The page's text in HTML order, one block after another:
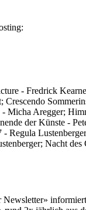
- Fredrick
Crescendo
Micha Aregger;
der Künste -
Regula
Nacht des